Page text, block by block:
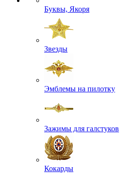
Буквы, Якоря
Звезды
Эмблемы на пилотку
Зажимы для галстуков
Кокарды